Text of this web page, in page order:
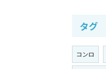
タグ
コンロ